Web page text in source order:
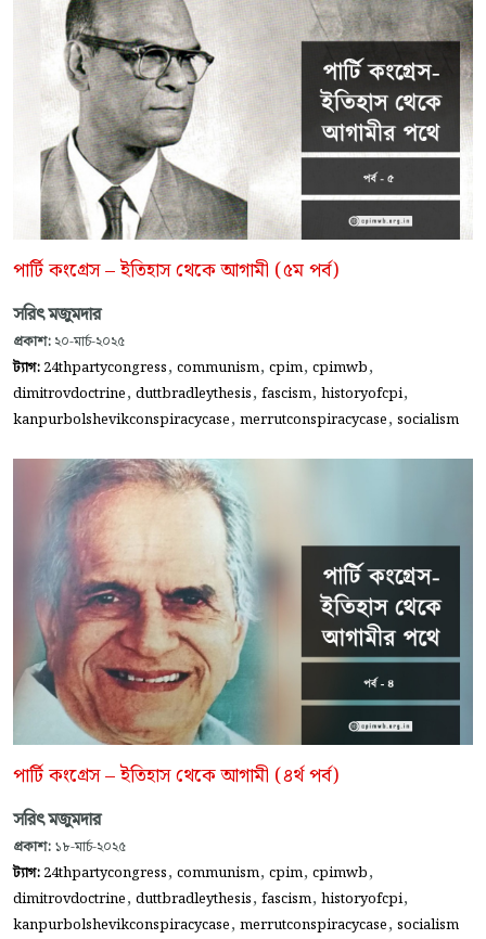
পার্টি কংগ্রেস – ইতিহাস থেকে আগামী (৫ম পর্ব)
সরিৎ মজুমদার
প্রকাশ: ২০-মার্চ-২০২৫
ট্যাগ: 24thpartycongress, communism, cpim, cpimwb,
dimitrovdoctrine, duttbradleythesis, fascism, historyofcpi,
kanpurbolshevikconspiracycase, merrutconspiracycase, socialism
পার্টি কংগ্রেস – ইতিহাস থেকে আগামী (৪র্থ পর্ব)
সরিৎ মজুমদার
প্রকাশ: ১৮-মার্চ-২০২৫
ট্যাগ: 24thpartycongress, communism, cpim, cpimwb,
dimitrovdoctrine, duttbradleythesis, fascism, historyofcpi,
kanpurbolshevikconspiracycase, merrutconspiracycase, socialism